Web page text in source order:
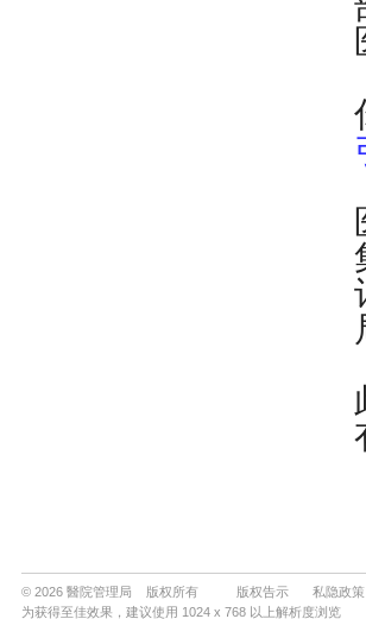
© 2026 醫院管理局 版权所有 版权告示 私隐政策
为获得至佳效果，建议使用 1024 x 768 以上解析度浏览